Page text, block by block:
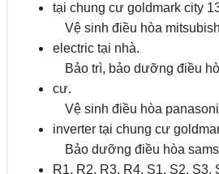
tại chung cư goldmark city
Vệ sinh điều hòa
electric tại nhà.
Bảo trì, bảo dưỡng điều
cư.
Vệ sinh điều hòa
inverter tại chung cư
Bảo dưỡng điều hòa
R1, R2, R3, R4, S1, S2, S3,